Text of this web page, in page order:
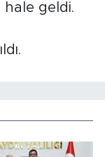
hale geldi.